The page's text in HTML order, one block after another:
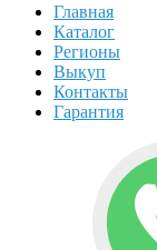
Главная
Каталог
Регионы
Выкуп
Контакты
Гарантия